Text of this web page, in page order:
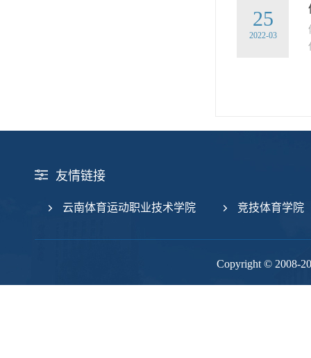
25
2022-03
友情链接
云南体育运动职业技术学院 竞技体育学院
Copyright © 2008-